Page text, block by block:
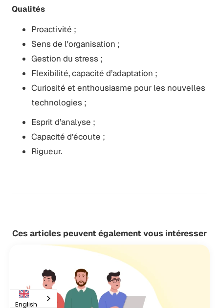
Qualités
Proactivité ;
Sens de l'organisation ;
Gestion du stress ;
Flexibilité, capacité d’adaptation ;
Curiosité et enthousiasme pour les nouvelles
technologies ;
Esprit d’analyse ;
Capacité d’écoute ;
Rigueur.
Ces articles peuvent également vous intéresser
English